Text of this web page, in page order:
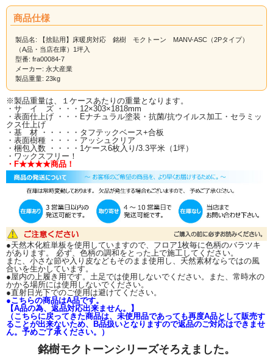
へこみキズに強い！キャスター・車
すり傷・摩耗に強い！抗菌加工・抗
ウィルス加工！
ワックスフリー！ホットカーペット
OK！床暖房仕上げ材に最適！
■■■お届けについて■■■
お届けは、一階の軒先渡しとなります。
屋内への荷運びはお受け致しかねますので、荷受けのご用意をお願いいたしま
す。
ドライバーは、原則、一人での配送となりますので、ご理解くださいませ。
商品仕様
製品名: 【捨貼用】床暖房対応 銘樹 モクトーン MANV-ASC（2Pタイプ）
（A品・当店在庫）1坪入
型番: fra00084-7
メーカー: 永大産業
製品重量: 23kg
※製品重量は、１ケースあたりの重量となります。
・サ イ ズ ・・・12×303×1818mm
・表面仕上げ ・・・Eナチュラル塗装・抗菌/抗ウイルス加工・セラミッ
クス仕上げ
・基 材 ・・・・・タフテックベース+合板
・表面樹種 ・・・・アッシュクリア
・梱包入数 ・・・・1ケース6枚入り/3.3平米（1坪）
・ワックスフリー！
・F★★★★商品！
●天然木化粧単板を使用していますので、フロア1枚毎に色柄のバラツキ
があります。 必ず、色柄の調和をとった上で施工してください。
また、小さな節や入り皮などもそのまま使用し、天然素材ならではの風
合いを生かしています。
●屋内の上履き用です。土足では使用しないでください。また、常時水の
かかる場所には使用しないでください。
●直射日光下でのご使用は避けてください。
●こちらの商品はA品です。
【A品の為、返品対応出来ません。】
（こちらに戻ってきた商品は、未使用品であっても再度A品として販売す
ることが出来ないため、B品扱いとなりますので返品のご対応はできませ
ん。予めご了承ください。）
銘樹モクトーンシリーズそろえました。